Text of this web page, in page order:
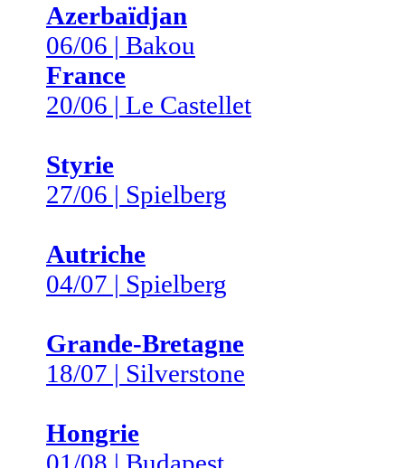
Azerbaïdjan
06/06 | Bakou
France
20/06 | Le Castellet
Styrie
27/06 | Spielberg
Autriche
04/07 | Spielberg
Grande-Bretagne
18/07 | Silverstone
Hongrie